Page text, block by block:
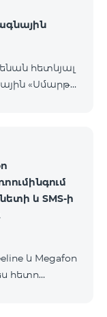
հետևյալ
«Սմարթ
2000
Կանադա, ՌԴ
ՄԲ
unlimit»
կազմում է
և SMS-ի
և Megafon
հետո